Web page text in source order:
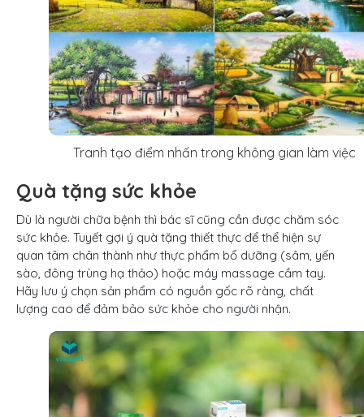
Tranh tạo điểm nhấn trong không gian làm việc
Quà tặng sức khỏe
Dù là người chữa bệnh thì bác sĩ cũng cần được chăm sóc
sức khỏe. Tuyết gợi ý quà tặng thiết thực để thể hiện sự
quan tâm chân thành như thực phẩm bổ dưỡng (sâm, yến
sào, đông trùng hạ thảo) hoặc máy massage cầm tay.
Hãy lưu ý chọn sản phẩm có nguồn gốc rõ ràng, chất
lượng cao để đảm bảo sức khỏe cho người nhận.